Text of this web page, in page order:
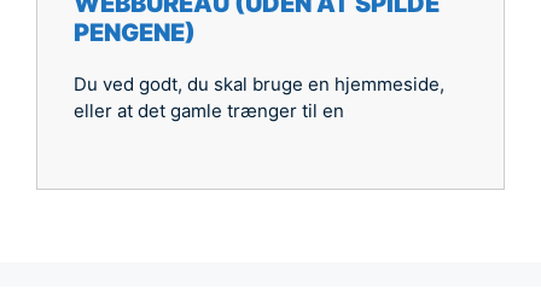
PENGENE)
Du ved godt, du skal bruge en hjemmeside,
eller at det gamle trænger til en